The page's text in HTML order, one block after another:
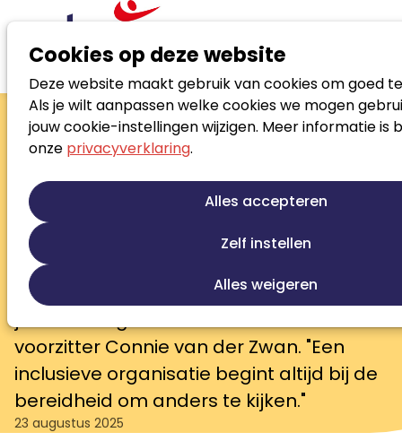
Cookies op deze website
Deze website maakt gebruik van cookies om goed
Als je wilt aanpassen welke cookies we mogen
jouw cookie-instellingen wijzigen. Meer informatie is
onze privacyverklaring.
Alles accepteren
Zelf instellen
Alles weigeren
Nieuws
Jobcoaching als brug naar inclusieve arbeidsmarkt
Jobcoaching als brug
naar inclusieve
arbeidsmarkt
Komende week verschijnt de nieuwe
editie van LoopbaanVisie. Als tipje van
de sluier kun je nu alvast het artikel over
voorzitter Connie van der Zwan. "Een
inclusieve organisatie begint altijd bij de
bereidheid om anders te kijken."
23 augustus 2025